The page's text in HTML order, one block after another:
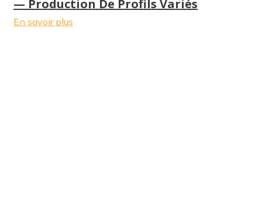
— Production De Profils Variés
En savoir plus